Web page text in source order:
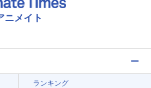
ニメイト
ランキング